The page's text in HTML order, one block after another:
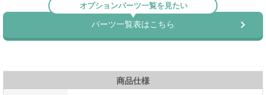
商品仕様